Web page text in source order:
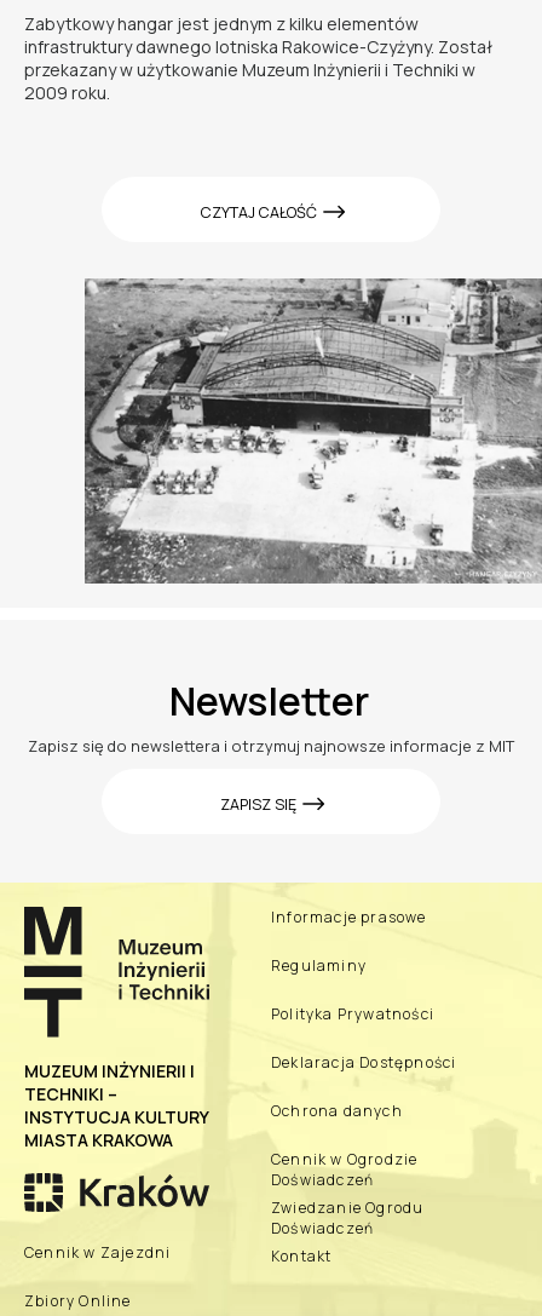
Zabytkowy hangar jest jednym z kilku elementów
infrastruktury dawnego lotniska Rakowice-Czyżyny. Został
przekazany w użytkowanie Muzeum Inżynierii i Techniki w
2009 roku.
CZYTAJ CAŁOŚĆ
Newsletter
Zapisz się do newslettera i otrzymuj najnowsze informacje z MIT
ZAPISZ SIĘ
MUZEUM INŻYNIERII I
TECHNIKI –
INSTYTUCJA KULTURY
MIASTA KRAKOWA
Cennik w Zajezdni
Zbiory Online
Informacje prasowe
Regulaminy
Polityka Prywatności
Deklaracja Dostępności
Ochrona danych
Cennik w Ogrodzie
Doświadczeń
Zwiedzanie Ogrodu
Doświadczeń
Kontakt